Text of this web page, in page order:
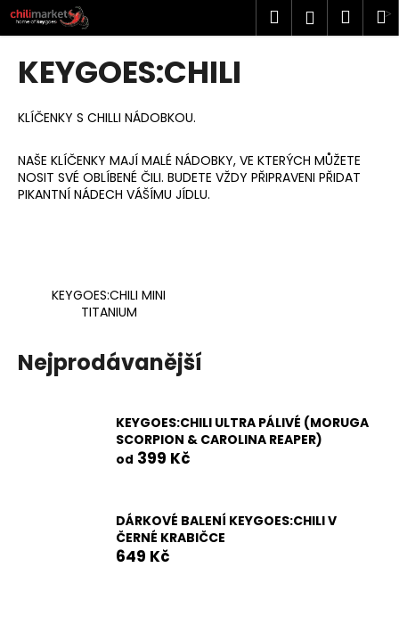
Přejít
na
obsah
Hledat
KEYGOES:CHILI
KLÍČENKY S CHILLI NÁDOBKOU.
NAŠE KLÍČENKY MAJÍ MALÉ NÁDOBKY, VE KTERÝCH MŮŽETE
NOSIT SVÉ OBLÍBENÉ ČILI. BUDETE VŽDY PŘIPRAVENI PŘIDAT
PIKANTNÍ NÁDECH VÁŠÍMU JÍDLU.
KEYGOES:CHILI MINI
TITANIUM
Nejprodávanější
KEYGOES:CHILI ULTRA PÁLIVÉ (MORUGA
SCORPION & CAROLINA REAPER)
od 399 Kč
DÁRKOVÉ BALENÍ KEYGOES:CHILI V
ČERNÉ KRABIČCE
649 Kč
K
o
o
o
t
t
e